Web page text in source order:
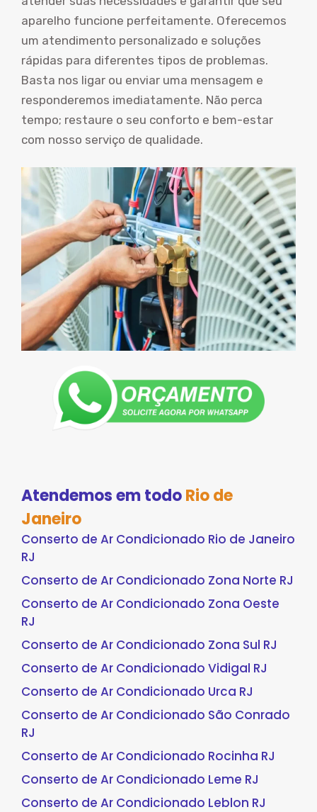
aparelho funcione perfeitamente. Oferecemos
um atendimento personalizado e soluções
rápidas para diferentes tipos de problemas.
Basta nos ligar ou enviar uma mensagem e
responderemos imediatamente. Não perca
tempo; restaure o seu conforto e bem-estar
com nosso serviço de qualidade.
Atendemos em todoRio de
Janeiro
Conserto de Ar Condicionado Rio de Janeiro
RJ
Conserto de Ar Condicionado Zona Norte RJ
Conserto de Ar Condicionado Zona Oeste
RJ
Conserto de Ar Condicionado Zona Sul RJ
Conserto de Ar Condicionado Vidigal RJ
Conserto de Ar Condicionado Urca RJ
Conserto de Ar Condicionado São Conrado
RJ
Conserto de Ar Condicionado Rocinha RJ
Conserto de Ar Condicionado Leme RJ
Conserto de Ar Condicionado Leblon RJ